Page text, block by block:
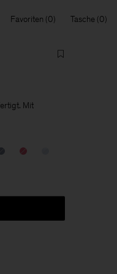
Favoriten Tasche
Mit